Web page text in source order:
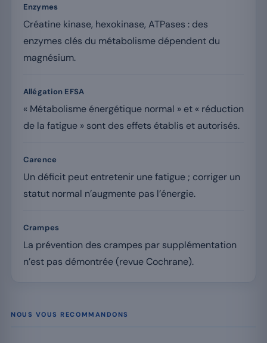
Enzymes
Créatine kinase, hexokinase, ATPases : des
enzymes clés du métabolisme dépendent du
magnésium.
Allégation EFSA
« Métabolisme énergétique normal » et « réduction
de la fatigue » sont des effets établis et autorisés.
Carence
Un déficit peut entretenir une fatigue ; corriger un
statut normal n’augmente pas l’énergie.
Crampes
La prévention des crampes par supplémentation
n’est pas démontrée (revue Cochrane).
NOUS VOUS RECOMMANDONS